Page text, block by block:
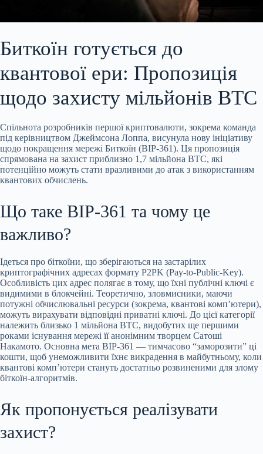
Биткоїн готується до
квантової ери: Пропозиція
щодо захисту мільйонів BTC
Спільнота розробників першої криптовалюти, зокрема команда
під керівництвом Джеймсона Лоппа, висунула нову ініціативу
щодо покращення мережі Биткоїн (BIP-361). Ця пропозиція
спрямована на захист приблизно 1,7 мільйона BTC, які
потенційно можуть стати вразливими до атак з використанням
квантових обчислень.
Що таке BIP-361 та чому це
важливо?
Ідеться про біткоїни, що зберігаються на застарілих
криптографічних адресах формату P2PK (Pay-to-Public-Key).
Особливість цих адрес полягає в тому, що їхні публічні ключі є
видимими в блокчейні. Теоретично, зловмисники, маючи
потужні обчислювальні ресурси (зокрема, квантові комп’ютери),
можуть вирахувати відповідні приватні ключі. До цієї категорії
належить близько 1 мільйона BTC, видобутих ще першими
роками існування мережі її анонімним творцем Сатоші
Накамото. Основна мета BIP-361 — тимчасово “заморозити” ці
кошти, щоб унеможливити їхнє викрадення в майбутньому, коли
квантові комп’ютери стануть достатньо розвиненими для злому
біткоїн-алгоритмів.
Як пропонується реалізувати
захист?